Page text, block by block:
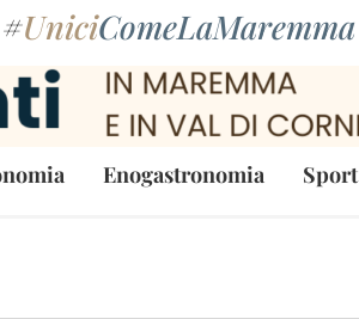
#UniciComeLaMaremma
Enogastronomia Sport